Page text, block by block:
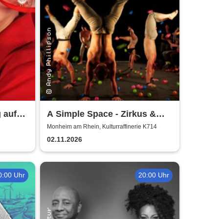
auf
A Simple Space - Zirkus &
Körpertheater
Monheim am Rhein, Kulturraffinerie K714
02.11.2026
Uhr 20:00 Uhr